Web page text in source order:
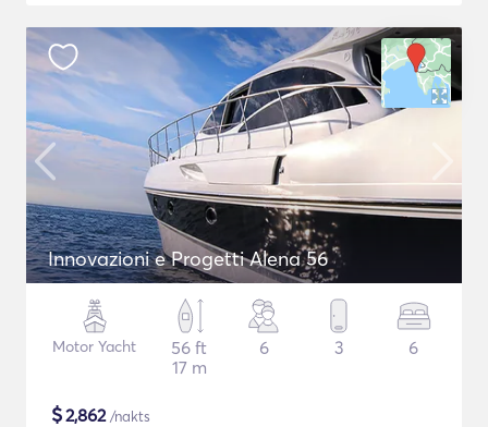
Innovazioni e Progetti Alena 56
Motor Yacht
56 ft
17 m
6 3 6
$2,862/nakts